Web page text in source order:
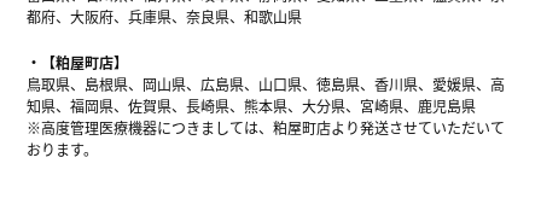
都府、大阪府、兵庫県、奈良県、和歌山県
【粕屋町店】
鳥取県、島根県、岡山県、広島県、山口県、徳島県、香川県、愛媛県、高
知県、福岡県、佐賀県、長崎県、熊本県、大分県、宮崎県、鹿児島県
※高度管理医療機器につきましては、粕屋町店より発送させていただいて
おります。